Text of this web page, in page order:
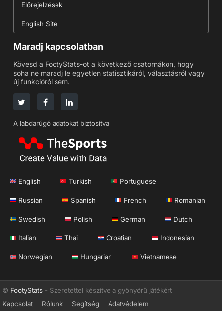
Előrejelzések
English Site
Maradj kapcsolatban
Kövesd a FootyStats-ot a következő csatornákon, hogy
soha ne maradj le egyetlen statisztikáról, választásról vagy
új funkcióról sem.
A labdarúgó adatokat biztosítva
English Turkish Portuguese
Russian Spanish French Romanian
Swedish Polish German Dutch
Italian Thai Croatian Indonesian
Norwegian Hungarian Vietnamese
© FootyStats - Szeretettel készítve a gyönyörű játékért
Kapcsolat
Rólunk Segítség Adatvédelem